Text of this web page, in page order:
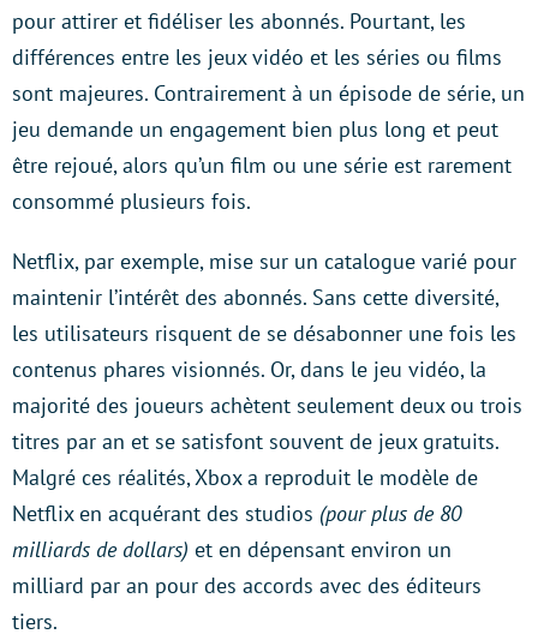
pour attirer et fidéliser les abonnés. Pourtant, les
différences entre les jeux vidéo et les séries ou films
sont majeures. Contrairement à un épisode de série, un
jeu demande un engagement bien plus long et peut
être rejoué, alors qu’un film ou une série est rarement
consommé plusieurs fois.
Netflix, par exemple, mise sur un catalogue varié pour
maintenir l’intérêt des abonnés. Sans cette diversité,
les utilisateurs risquent de se désabonner une fois les
contenus phares visionnés. Or, dans le jeu vidéo, la
majorité des joueurs achètent seulement deux ou trois
titres par an et se satisfont souvent de jeux gratuits.
Malgré ces réalités, Xbox a reproduit le modèle de
Netflix en acquérant des studios (pour plus de 80
milliards de dollars) et en dépensant environ un
milliard par an pour des accords avec des éditeurs
tiers.